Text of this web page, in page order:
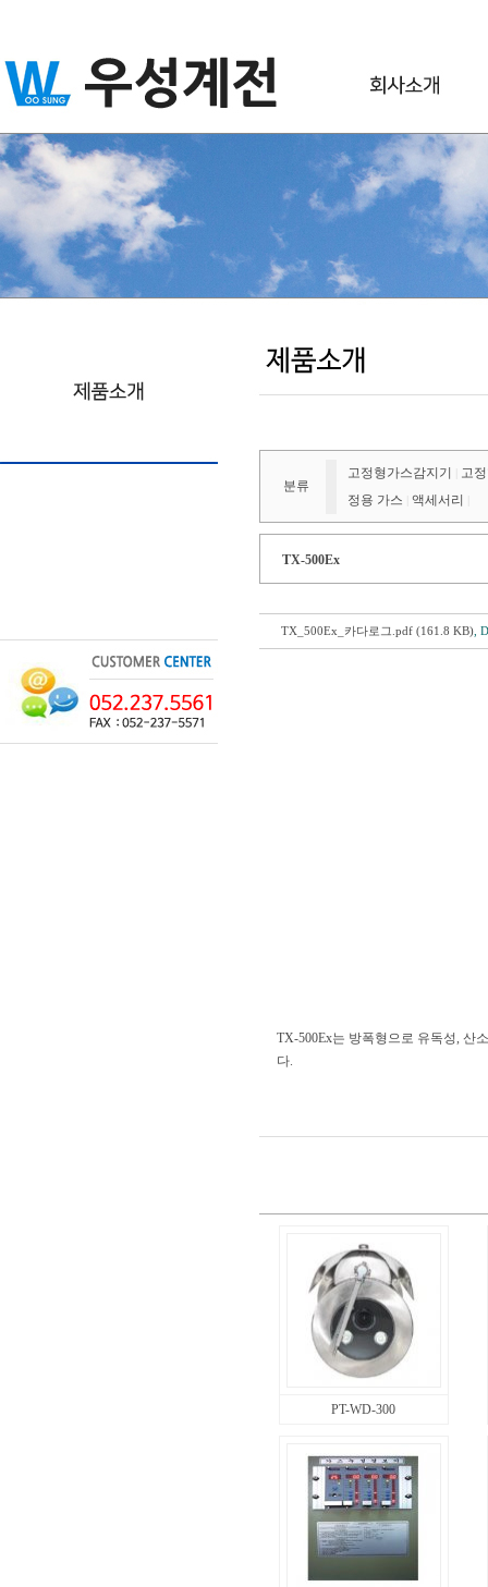
분류
고정형가스감지기
고
정용 가스
액세서리
TX-500Ex
TX_500Ex_카다로그.pdf (161.8 KB) ,
TX-500Ex는 방폭형으로 유독성, 산
다.
PT-WD-300